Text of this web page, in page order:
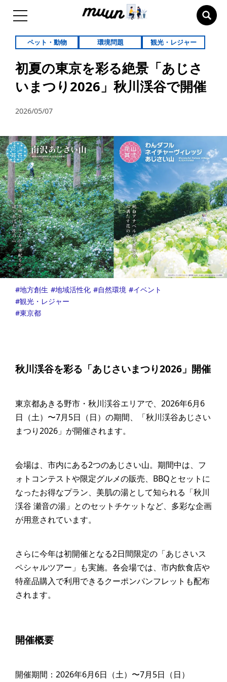
ペット・動物 環境問題 観光・レジャー
初夏の東京を彩る絶景「あじさ
いまつり2026」秋川渓谷で開催
2026/05/07
地方創生 地域活性化 自然環境
イベント
観光・レジャー
東京都
秋川渓谷を彩る「あじさいまつり2026」開催
東京都あきる野市・秋川渓谷エリアで、2026年6月6
日（土）〜7月5日（日）の期間、「秋川渓谷あじさい
まつり2026」が開催されます。
会場は、市内にある2つのあじさい山。期間中は、フ
ォトコンテストや限定グルメの販売、BBQとセットに
なったお得なプラン、美肌の湯として知られる「秋川
渓谷 瀬音の湯」とのセットチケットなど、多彩な企画
が用意されています。
さらに今年は初開催となる2日間限定の「あじさいス
ペシャルツアー」も実施。各会場では、市内飲食店や
特産品購入で利用できるクーポンパンフレットも配布
されます。
開催概要
開催期間：2026年6月6日（土）〜7月5日（日）